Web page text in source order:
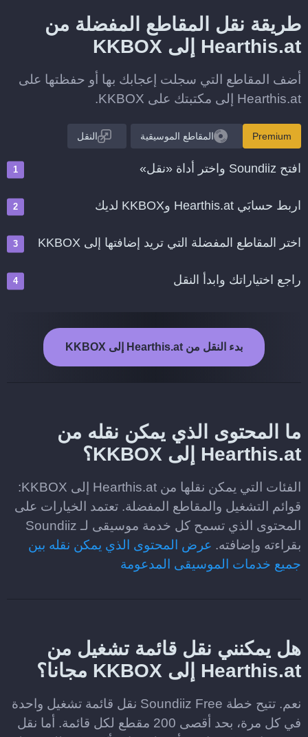
طريقة نقل المقاطع المفضلة من
Hearthis.at إلى KKBOX
أضف المقاطع التي سجلت إعجابك بها أو حفظتها على
Hearthis.at إلى مكتبتك على KKBOX.
Premium المقاطع الموسيقية النقل
افتح Soundiiz واختر أداة «نقل»
اربط حسابَي Hearthis.at وKKBOX لديك
اختر المقاطع المفضلة التي تريد إضافتها إلى KKBOX
راجع اختياراتك وابدأ النقل
بدء النقل من Hearthis.at إلى KKBOX
ما المحتوى الذي يمكن نقله من
Hearthis.at إلى KKBOX؟
الفئات التي يمكن نقلها من Hearthis.at إلى KKBOX:
قوائم التشغيل والمقاطع المفضلة. تعتمد الخيارات على
المحتوى الذي تسمح كل خدمة موسيقى لـ Soundiiz
بقراءته وإضافته. عرض المحتوى الذي يمكن نقله بين
جميع خدمات الموسيقى المدعومة
هل يمكنني نقل قائمة تشغيل من
Hearthis.at إلى KKBOX مجانا؟
نعم. تتيح خطة Soundiiz Free نقل قائمة تشغيل واحدة
في كل مرة، بحد أقصى 200 مقطع لكل قائمة. أما نقل